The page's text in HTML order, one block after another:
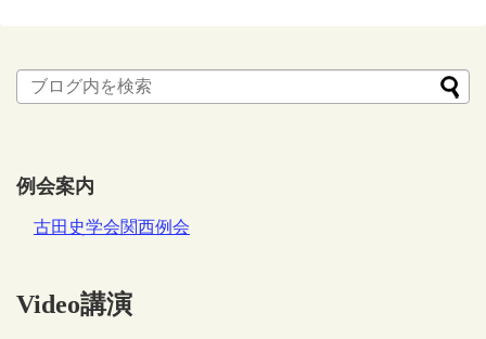
例会案内
古田史学会関西例会
Video講演